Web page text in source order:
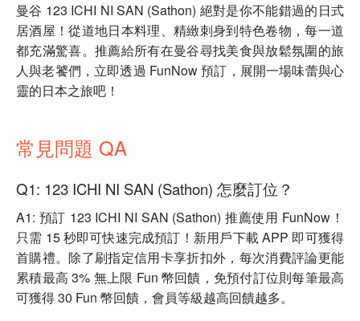
曼谷 123 ICHI NI SAN (Sathon) 絕對是你不能錯過的日式
居酒屋！從道地日本料理、精緻刺身到特色卷物，每一道
都充滿驚喜。推薦給所有在曼谷尋找美食與放鬆氛圍的旅
人與老饕們，立即透過 FunNow 預訂，展開一場味蕾與心
靈的日本之旅吧！
常見問題 QA
Q1: 123 ICHI NI SAN (Sathon) 怎麼訂位？
A1: 預訂 123 ICHI NI SAN (Sathon) 推薦使用 FunNow！
只需 15 秒即可快速完成預訂！新用戶下載 APP 即可獲得
首購禮。除了刷指定信用卡享折扣外，每次消費評論更能
累積最高 3% 無上限 Fun 幣回饋，免預付訂位則每筆最高
可獲得 30 Fun 幣回饋，會員等級越高回饋越多。